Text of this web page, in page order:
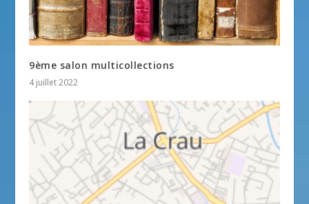
9ème salon multicollections
4 juillet 2022